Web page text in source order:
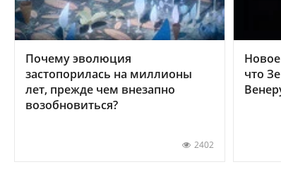
Почему эволюция
застопорилась на миллионы
лет, прежде чем внезапно
возобновиться?
2402
что